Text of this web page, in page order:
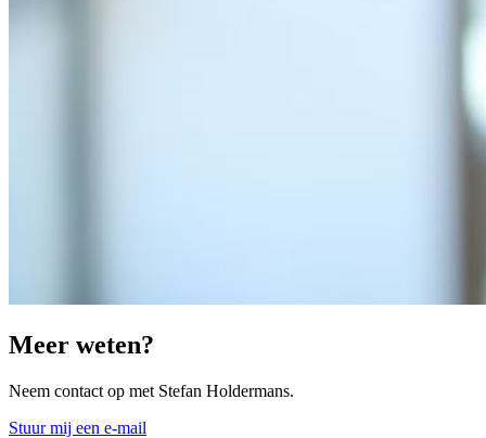
Meer weten?
Neem contact op met Stefan Holdermans.
Stuur mij een e-mail